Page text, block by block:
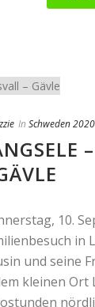
In Schweden 2020
10.
in
und seine
kleinen Ort